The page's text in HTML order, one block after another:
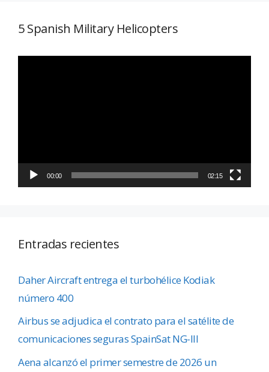
5 Spanish Military Helicopters
00:00 02:15
Entradas recientes
Daher Aircraft entrega el turbohélice Kodiak
número 400
Airbus se adjudica el contrato para el satélite de
comunicaciones seguras SpainSat NG-III
Aena alcanzó el primer semestre de 2026 un